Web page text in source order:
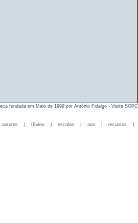
autores| títulos| escolas| ano| recursos|